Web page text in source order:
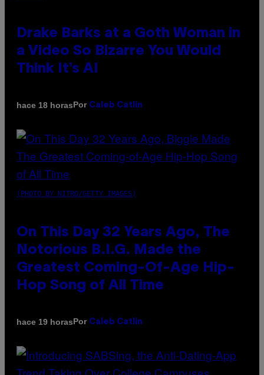
Drake Barks at a Goth Woman in
a Video So Bizarre You Would
Think It’s AI
hace 18 horasPor Caleb Catlin
(PHOTO BY NITRO/GETTY IMAGES)
On This Day 32 Years Ago, The
Notorious B.I.G. Made the
Greatest Coming-Of-Age Hip-
Hop Song of All Time
hace 19 horasPor Caleb Catlin